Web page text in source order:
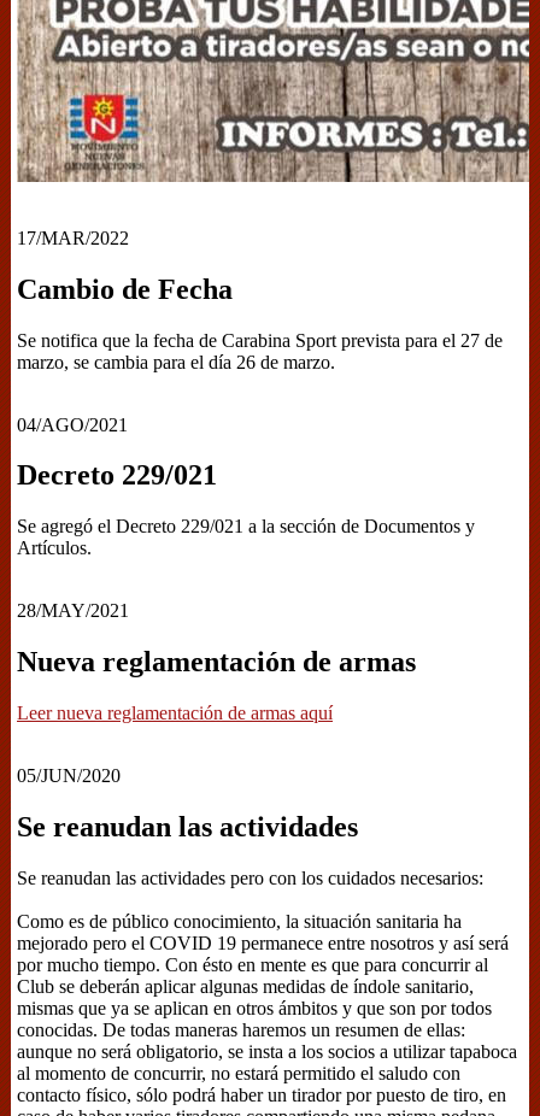
17/MAR/2022
Cambio de Fecha
Se notifica que la fecha de Carabina Sport prevista para el 27 de
marzo, se cambia para el día 26 de marzo.
04/AGO/2021
Decreto 229/021
Se agregó el Decreto 229/021 a la sección de Documentos y
Artículos.
28/MAY/2021
Nueva reglamentación de armas
Leer nueva reglamentación de armas aquí
05/JUN/2020
Se reanudan las actividades
Se reanudan las actividades pero con los cuidados necesarios:
Como es de público conocimiento, la situación sanitaria ha
mejorado pero el COVID 19 permanece entre nosotros y así será
por mucho tiempo. Con ésto en mente es que para concurrir al
Club se deberán aplicar algunas medidas de índole sanitario,
mismas que ya se aplican en otros ámbitos y que son por todos
conocidas. De todas maneras haremos un resumen de ellas:
aunque no será obligatorio, se insta a los socios a utilizar tapaboca
al momento de concurrir, no estará permitido el saludo con
contacto físico, sólo podrá haber un tirador por puesto de tiro, en